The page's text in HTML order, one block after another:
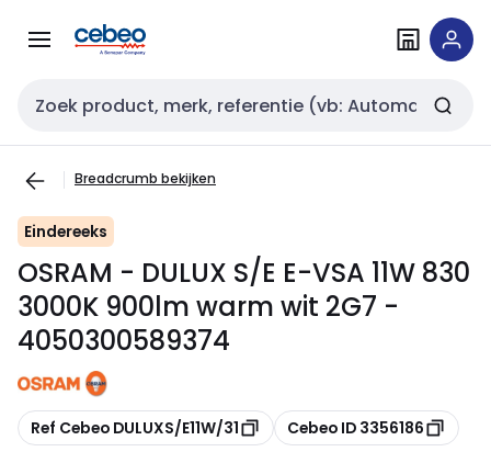
naar
naar
Zoekveld invoer
Breadcrumb bekijken
Eindereeks
OSRAM - DULUX S/E E-VSA 11W 830
3000K 900lm warm wit 2G7 -
4050300589374
Kopiëren
Ref Cebeo DULUXS/E11W/31 Kopiëren
Cebeo ID 3356186